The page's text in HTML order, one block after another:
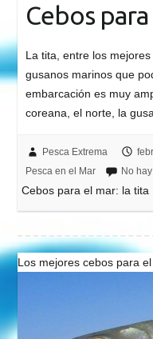
Cebos
La tita, entre los
gusanos marinos que
embarcación es muy
coreana, el norte, la
Pesca Extrema
Pesca en el Mar
No
Cebos para el mar: la tita
Los mejores cebos para